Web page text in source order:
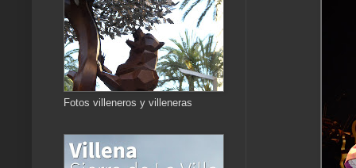
Fotos villeneros y villeneras